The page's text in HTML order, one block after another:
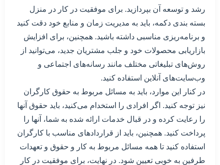
رشد و توسعه آن بپردازید. برای موفقیت در کار در منزل
بسته بندی دکمه، باید به مدیریت زمان و منابع خود دقت کنید
و برنامه‌ریزی مناسبی داشته باشید. همچنین، برای افزایش
بازاریابی محصولات خود و جلب مشتریان جدید، می‌توانید از
روش‌های تبلیغاتی مختلف مانند رسانه‌های اجتماعی و
وب‌سایت‌های آنلاین استفاده کنید.
در کنار این موارد، باید به مسائل مربوط به حقوق کارگران
نیز توجه کنید. اگر افرادی را استخدام می‌کنید، باید حقوق آنها
را رعایت کرده و در قبال خدمات ارائه شده به شما، آنها را
پرداخت کنید. همچنین، باید از قراردادهای مناسب با کارگران
استفاده کنید تا همه مسائل مربوط به کار و حقوق و تعهدات
طرفین به خوبی تعیین شود. در نهایت، برای موفقیت در کار